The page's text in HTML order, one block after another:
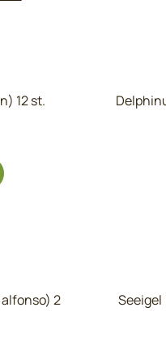
12 st.
ohne MwSt.: 7,40
2
Seeigel